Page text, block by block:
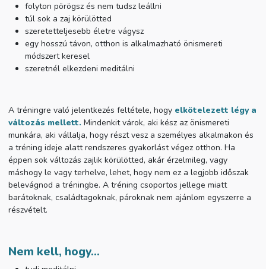
folyton pörögsz és nem tudsz leállni
túl sok a zaj körülötted
szeretetteljesebb életre vágysz
egy hosszú távon, otthon is alkalmazható önismereti
módszert keresel
szeretnél elkezdeni meditálni
A tréningre való jelentkezés feltétele, hogy elkötelezett légy a
változás mellett. Mindenkit várok, aki kész az önismereti
munkára, aki vállalja, hogy részt vesz a személyes alkalmakon és
a tréning ideje alatt rendszeres gyakorlást végez otthon. Ha
éppen sok változás zajlik körülötted, akár érzelmileg, vagy
máshogy le vagy terhelve, lehet, hogy nem ez a legjobb időszak
belevágnod a tréningbe. A tréning csoportos jellege miatt
barátoknak, családtagoknak, pároknak nem ajánlom egyszerre a
részvételt.
Nem kell, hogy...